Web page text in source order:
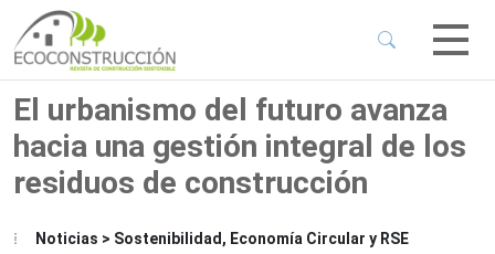
Menu
Menu
El urbanismo del futuro avanza
hacia una gestión integral de los
residuos de construcción
Noticias > Sostenibilidad, Economía Circular y RSE